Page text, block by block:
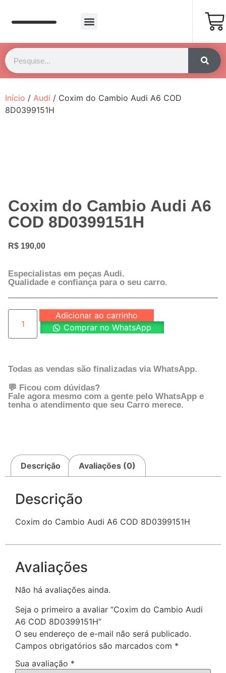
Início / Audi / Coxim do Cambio Audi A6 COD
8D0399151H
Coxim do Cambio Audi A6
COD 8D0399151H
R$ 190,00
Especialistas em peças Audi.
Qualidade e confiança para o seu carro.
Adicionar ao carrinho
Comprar no WhatsApp
Todas as vendas são finalizadas via WhatsApp.
💬 Ficou com dúvidas?
Fale agora mesmo com a gente pelo WhatsApp e
tenha o atendimento que seu Carro merece.
Descrição Avaliações (0)
Descrição
Coxim do Cambio Audi A6 COD 8D0399151H
Avaliações
Não há avaliações ainda.
Seja o primeiro a avaliar “Coxim do Cambio Audi
A6 COD 8D0399151H”
O seu endereço de e-mail não será publicado.
Campos obrigatórios são marcados com *
Sua avaliação *